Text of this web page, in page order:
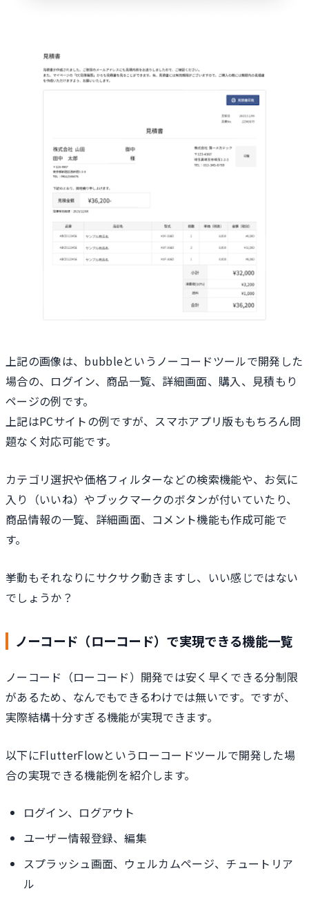
上記の画像は、bubbleというノーコードツールで開発した
場合の、ログイン、商品一覧、詳細画面、購入、見積もり
ページの例です。
上記はPCサイトの例ですが、スマホアプリ版ももちろん問
題なく対応可能です。
カテゴリ選択や価格フィルターなどの検索機能や、お気に
入り（いいね）やブックマークのボタンが付いていたり、
商品情報の一覧、詳細画面、コメント機能も作成可能で
す。
挙動もそれなりにサクサク動きますし、いい感じではない
でしょうか？
ノーコード（ローコード）で実現できる機能一覧
ノーコード（ローコード）開発では安く早くできる分制限
があるため、なんでもできるわけでは無いです。ですが、
実際結構十分すぎる機能が実現できます。
以下にFlutterFlowというローコードツールで開発した場
合の実現できる機能例を紹介します。
ログイン、ログアウト
ユーザー情報登録、編集
スプラッシュ画面、ウェルカムページ、チュートリア
ル